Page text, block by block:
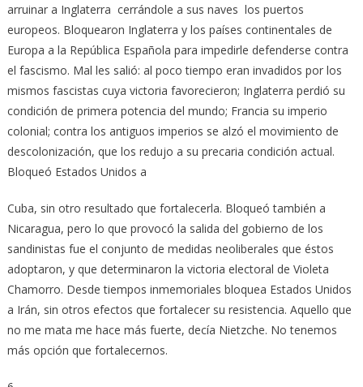
arruinar a Inglaterra cerrándole a sus naves los puertos
europeos. Bloquearon Inglaterra y los países continentales de
Europa a la República Española para impedirle defenderse contra
el fascismo. Mal les salió: al poco tiempo eran invadidos por los
mismos fascistas cuya victoria favorecieron; Inglaterra perdió su
condición de primera potencia del mundo; Francia su imperio
colonial; contra los antiguos imperios se alzó el movimiento de
descolonización, que los redujo a su precaria condición actual.
Bloqueó Estados Unidos a
Cuba, sin otro resultado que fortalecerla. Bloqueó también a
Nicaragua, pero lo que provocó la salida del gobierno de los
sandinistas fue el conjunto de medidas neoliberales que éstos
adoptaron, y que determinaron la victoria electoral de Violeta
Chamorro. Desde tiempos inmemoriales bloquea Estados Unidos
a Irán, sin otros efectos que fortalecer su resistencia. Aquello que
no me mata me hace más fuerte, decía Nietzche. No tenemos
más opción que fortalecernos.